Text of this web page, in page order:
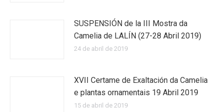
SUSPENSIÓN de la III Mostra da
Camelia de LALÍN (27-28 Abril 2019)
24 de abril de 2019
XVII Certame de Exaltación da Camelia
e plantas ornamentais 19 Abril 2019
15 de abril de 2019